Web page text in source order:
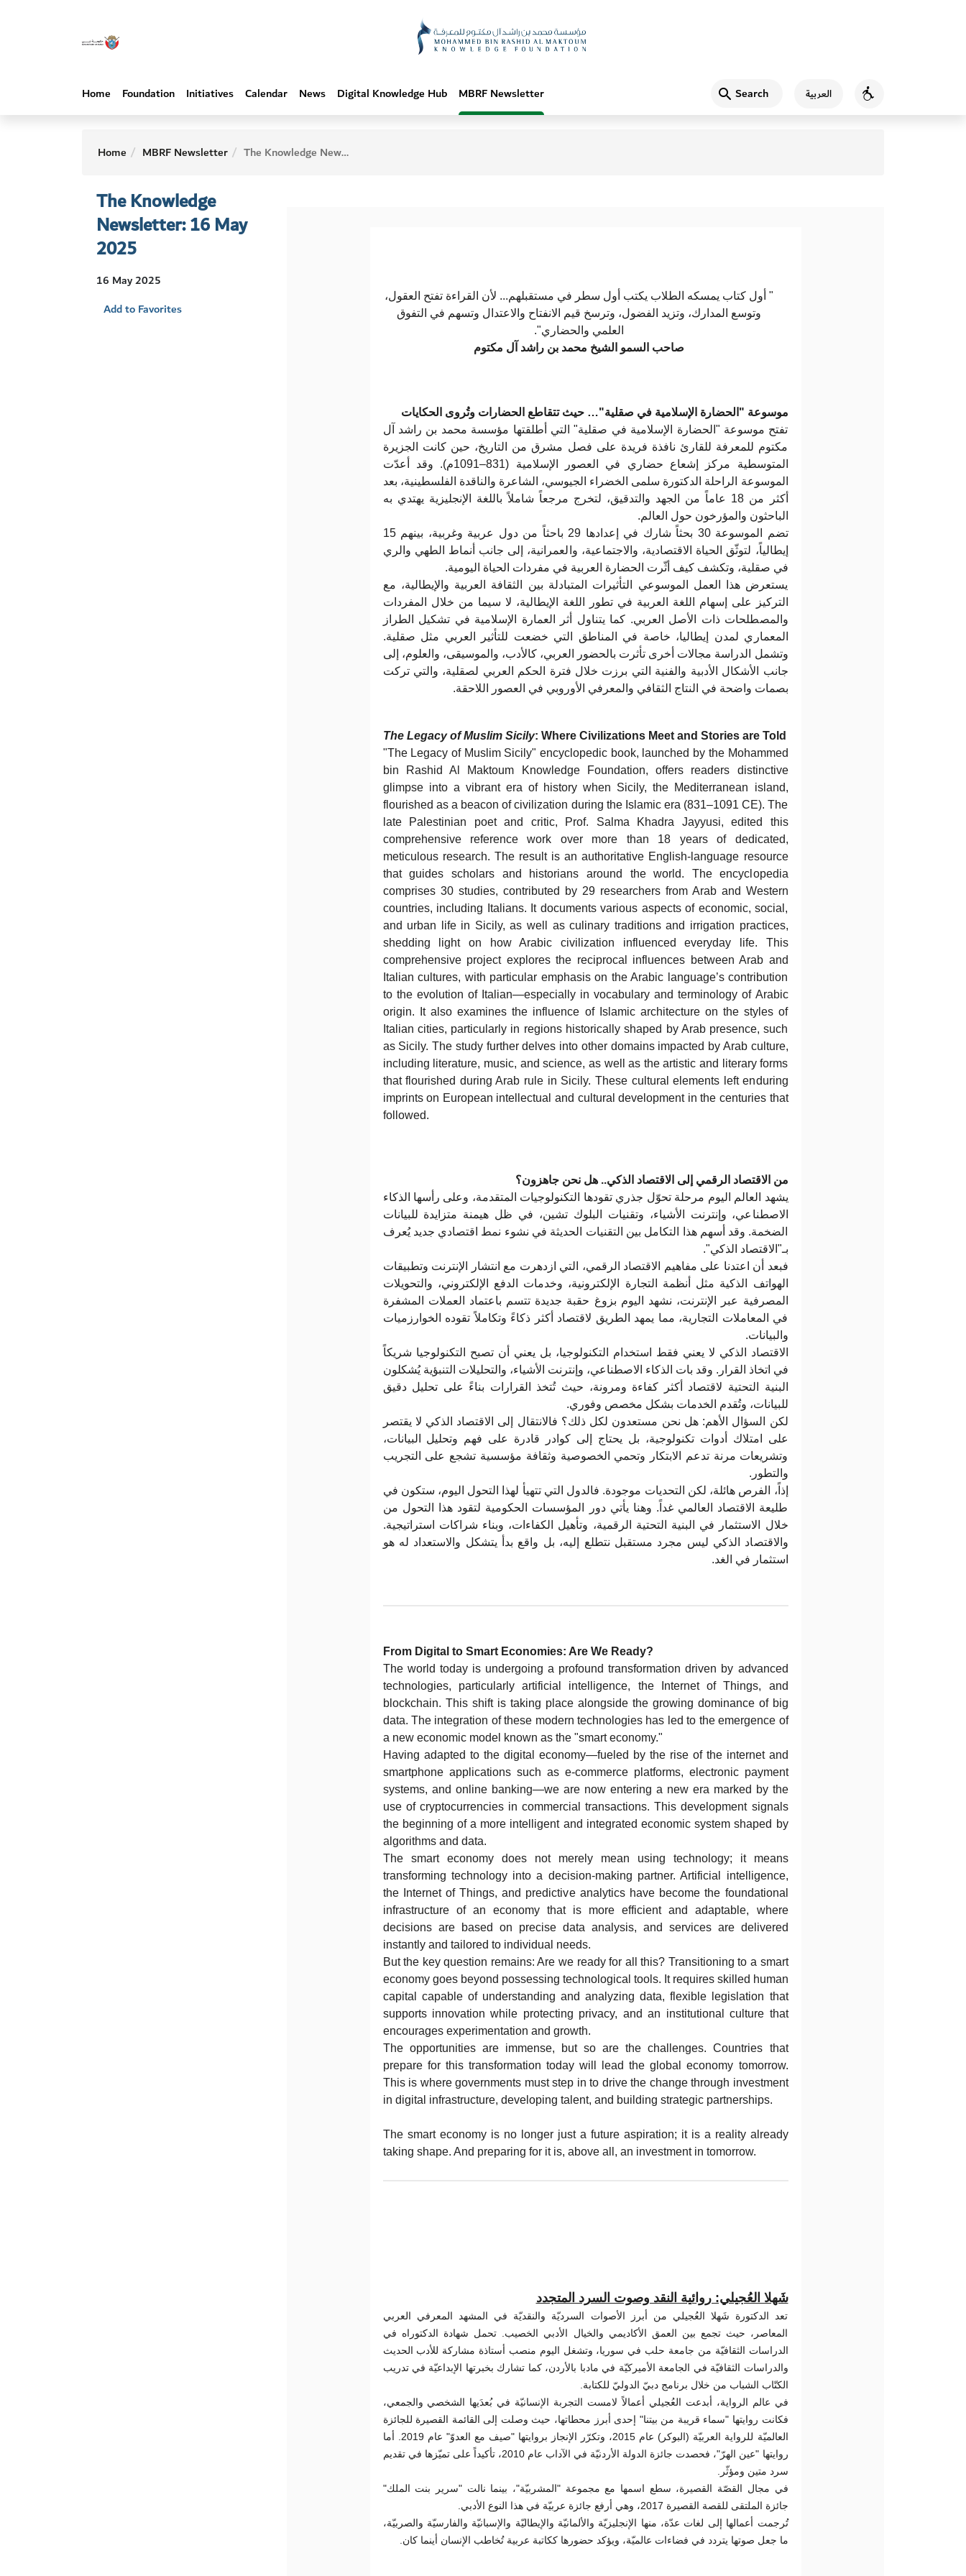
Search العربية Accessibility
Home Foundation Initiatives Calendar News Digital Knowledge Hub MBRF Newsletter
Home MBRF Newsletter The Knowledge Newsletter: 16 May 2025
The Knowledge
Newsletter: 16 May
2025
16 May 2025
Add to Favorites
" أول كتاب يمسكه الطلاب يكتب أول سطر في مستقبلهم... لأن القراءة تفتح العقول،
وتوسع المدارك، وتزيد الفضول، وترسخ قيم الانفتاح والاعتدال وتسهم في التفوق
العلمي والحضاري".
صاحب السمو الشيخ محمد بن راشد آل مكتوم
موسوعة "الحضارة الإسلامية في صقلية"… حيث تتقاطع الحضارات وتُروى الحكايات
تفتح موسوعة "الحضارة الإسلامية في صقلية" التي أطلقتها مؤسسة محمد بن راشد آل
مكتوم للمعرفة للقارئ نافذة فريدة على فصل مشرق من التاريخ، حين كانت الجزيرة
المتوسطية مركز إشعاع حضاري في العصور الإسلامية (831–1091م). وقد أعدّت
الموسوعة الراحلة الدكتورة سلمى الخضراء الجيوسي، الشاعرة والناقدة الفلسطينية، بعد
أكثر من 18 عاماً من الجهد والتدقيق، لتخرج مرجعاً شاملاً باللغة الإنجليزية يهتدي به
الباحثون والمؤرخون حول العالم.
تضم الموسوعة 30 بحثاً شارك في إعدادها 29 باحثاً من دول عربية وغربية، بينهم 15
إيطالياً، لتوثّق الحياة الاقتصادية، والاجتماعية، والعمرانية، إلى جانب أنماط الطهي والري
في صقلية، وتكشف كيف أثّرت الحضارة العربية في مفردات الحياة اليومية.
يستعرض هذا العمل الموسوعي التأثيرات المتبادلة بين الثقافة العربية والإيطالية، مع
التركيز على إسهام اللغة العربية في تطور اللغة الإيطالية، لا سيما من خلال المفردات
والمصطلحات ذات الأصل العربي. كما يتناول أثر العمارة الإسلامية في تشكيل الطراز
المعماري لمدن إيطاليا، خاصة في المناطق التي خضعت للتأثير العربي مثل صقلية.
وتشمل الدراسة مجالات أخرى تأثرت بالحضور العربي، كالأدب، والموسيقى، والعلوم، إلى
جانب الأشكال الأدبية والفنية التي برزت خلال فترة الحكم العربي لصقلية، والتي تركت
بصمات واضحة في النتاج الثقافي والمعرفي الأوروبي في العصور اللاحقة.
The Legacy of Muslim Sicily: Where Civilizations Meet and Stories are Told
"The Legacy of Muslim Sicily" encyclopedic book, launched by the Mohammed
bin Rashid Al Maktoum Knowledge Foundation, offers readers distinctive
glimpse into a vibrant era of history when Sicily, the Mediterranean island,
flourished as a beacon of civilization during the Islamic era (831–1091 CE). The
late Palestinian poet and critic, Prof. Salma Khadra Jayyusi, edited this
comprehensive reference work over more than 18 years of dedicated,
meticulous research. The result is an authoritative English-language resource
that guides scholars and historians around the world. The encyclopedia
comprises 30 studies, contributed by 29 researchers from Arab and Western
countries, including Italians. It documents various aspects of economic, social,
and urban life in Sicily, as well as culinary traditions and irrigation practices,
shedding light on how Arabic civilization influenced everyday life. This
comprehensive project explores the reciprocal influences between Arab and
Italian cultures, with particular emphasis on the Arabic language’s contribution
to the evolution of Italian—especially in vocabulary and terminology of Arabic
origin. It also examines the influence of Islamic architecture on the styles of
Italian cities, particularly in regions historically shaped by Arab presence, such
as Sicily. The study further delves into other domains impacted by Arab culture,
including literature, music, and science, as well as the artistic and literary forms
that flourished during Arab rule in Sicily. These cultural elements left enduring
imprints on European intellectual and cultural development in the centuries that
followed.
من الاقتصاد الرقمي إلى الاقتصاد الذكي.. هل نحن جاهزون؟
يشهد العالم اليوم مرحلة تحوّل جذري تقودها التكنولوجيات المتقدمة، وعلى رأسها الذكاء
الاصطناعي، وإنترنت الأشياء، وتقنيات البلوك تشين، في ظل هيمنة متزايدة للبيانات
الضخمة. وقد أسهم هذا التكامل بين التقنيات الحديثة في نشوء نمط اقتصادي جديد يُعرف
بـ"الاقتصاد الذكي".
فبعد أن اعتدنا على مفاهيم الاقتصاد الرقمي، التي ازدهرت مع انتشار الإنترنت وتطبيقات
الهواتف الذكية مثل أنظمة التجارة الإلكترونية، وخدمات الدفع الإلكتروني، والتحويلات
المصرفية عبر الإنترنت، نشهد اليوم بزوغ حقبة جديدة تتسم باعتماد العملات المشفرة
في المعاملات التجارية، مما يمهد الطريق لاقتصاد أكثر ذكاءً وتكاملاً تقوده الخوارزميات
والبيانات.
الاقتصاد الذكي لا يعني فقط استخدام التكنولوجيا، بل يعني أن تصبح التكنولوجيا شريكاً
في اتخاذ القرار. وقد بات الذكاء الاصطناعي، وإنترنت الأشياء، والتحليلات التنبؤية يُشكلون
البنية التحتية لاقتصاد أكثر كفاءة ومرونة، حيث تُتخذ القرارات بناءً على تحليل دقيق
للبيانات، وتُقدم الخدمات بشكل مخصص وفوري.
لكن السؤال الأهم: هل نحن مستعدون لكل ذلك؟ فالانتقال إلى الاقتصاد الذكي لا يقتصر
على امتلاك أدوات تكنولوجية، بل يحتاج إلى كوادر قادرة على فهم وتحليل البيانات،
وتشريعات مرنة تدعم الابتكار وتحمي الخصوصية وثقافة مؤسسية تشجع على التجريب
والتطور.
إذاً، الفرص هائلة، لكن التحديات موجودة. فالدول التي تتهيأ لهذا التحول اليوم، ستكون في
طليعة الاقتصاد العالمي غداً. وهنا يأتي دور المؤسسات الحكومية لتقود هذا التحول من
خلال الاستثمار في البنية التحتية الرقمية، وتأهيل الكفاءات، وبناء شراكات استراتيجية.
والاقتصاد الذكي ليس مجرد مستقبل نتطلع إليه، بل واقع بدأ يتشكل والاستعداد له هو
استثمار في الغد.
From Digital to Smart Economies: Are We Ready?
The world today is undergoing a profound transformation driven by advanced
technologies, particularly artificial intelligence, the Internet of Things, and
blockchain. This shift is taking place alongside the growing dominance of big
data. The integration of these modern technologies has led to the emergence of
a new economic model known as the "smart economy."
Having adapted to the digital economy—fueled by the rise of the internet and
smartphone applications such as e-commerce platforms, electronic payment
systems, and online banking—we are now entering a new era marked by the
use of cryptocurrencies in commercial transactions. This development signals
the beginning of a more intelligent and integrated economic system shaped by
algorithms and data.
The smart economy does not merely mean using technology; it means
transforming technology into a decision-making partner. Artificial intelligence,
the Internet of Things, and predictive analytics have become the foundational
infrastructure of an economy that is more efficient and adaptable, where
decisions are based on precise data analysis, and services are delivered
instantly and tailored to individual needs.
But the key question remains: Are we ready for all this? Transitioning to a smart
economy goes beyond possessing technological tools. It requires skilled human
capital capable of understanding and analyzing data, flexible legislation that
supports innovation while protecting privacy, and an institutional culture that
encourages experimentation and growth.
The opportunities are immense, but so are the challenges. Countries that
prepare for this transformation today will lead the global economy tomorrow.
This is where governments must step in to drive the change through investment
in digital infrastructure, developing talent, and building strategic partnerships.
The smart economy is no longer just a future aspiration; it is a reality already
taking shape. And preparing for it is, above all, an investment in tomorrow.
شَهلا العُجيلي: روائية النقد وصوت السرد المتجدد
تعد الدكتورة شَهلا العُجيلي من أبرز الأصوات السرديّة والنقديّة في المشهد المعرفي العربي
المعاصر، حيث تجمع بين العمق الأكاديمي والخيال الأدبي الخصيب. تحمل شهادة الدكتوراه في
الدراسات الثقافيّة من جامعة حلب في سوريا، وتشغل اليوم منصب أستاذة مشاركة للأدب الحديث
والدراسات الثقافيّة في الجامعة الأميركيّة في مادبا بالأردن، كما تشارك بخبرتها الإبداعيّة في تدريب
الكتّاب الشباب من خلال برنامج دبيّ الدوليّ للكتابة.
في عالم الرواية، أبدعت العُجيلي أعمالاً لامست التجربة الإنسانيّة في بُعدَيها الشخصي والجمعي،
فكانت روايتها "سماء قريبة من بيتنا" إحدى أبرز محطاتها، حيث وصلت إلى القائمة القصيرة للجائزة
العالميّة للرواية العربيّة (البوكر) عام 2015، وتكرّر الإنجاز بروايتها "صيف مع العدوّ" عام 2019. أما
روايتها "عين الهرّ"، فحصدت جائزة الدولة الأردنيّة في الآداب عام 2010، تأكيداً على تميّزها في تقديم
سرد متين ومؤثّر.
في مجال القصّة القصيرة، سطع اسمها مع مجموعة "المشربيّة"، بينما نالت "سرير بنت الملك"
جائزة الملتقى للقصة القصيرة 2017، وهي أرفع جائزة عربيّة في هذا النوع الأدبي.
تُرجمت أعمالها إلى لغات عدّة، منها الإنجليزيّة والألمانيّة والإيطاليّة والإسبانيّة والفارسيّة والصربيّة،
ما جعل صوتها يتردد في فضاءات عالميّة، ويؤكد حضورها ككاتبة عربية تُخاطب الإنسان أينما كان.